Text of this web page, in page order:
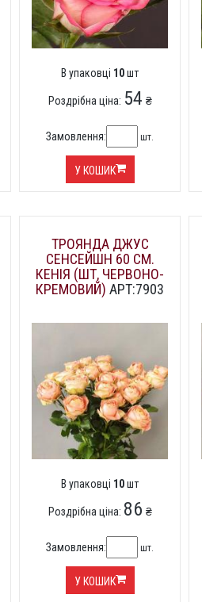
В упаковці 10шт
Роздрібна ціна: 54 ₴
Замовлення: шт.
У КОШИК
ТРОЯНДА ДЖУС
СЕНСЕЙШН 60 СМ.
КЕНІЯ (ШТ, ЧЕРВОНО-
КРЕМОВИЙ) АРТ:7903
В упаковці 10шт
Роздрібна ціна: 86 ₴
Замовлення: шт.
У КОШИК